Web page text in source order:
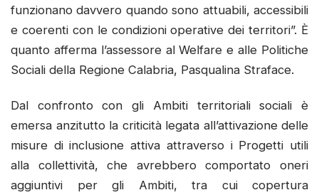
funzionano davvero quando sono attuabili, accessibili
e coerenti con le condizioni operative dei territori”. È
quanto afferma l’assessore al Welfare e alle Politiche
Sociali della Regione Calabria, Pasqualina Straface.
Dal confronto con gli Ambiti territoriali sociali è
emersa anzitutto la criticità legata all’attivazione delle
misure di inclusione attiva attraverso i Progetti utili
alla collettività, che avrebbero comportato oneri
aggiuntivi per gli Ambiti, tra cui copertura